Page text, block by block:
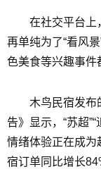
在社交平台上
再单纯为了“看风
色美食等兴趣事件
木鸟民宿发布
告》显示，“苏超”“
情绪体验正在成为
宿订单同比增长